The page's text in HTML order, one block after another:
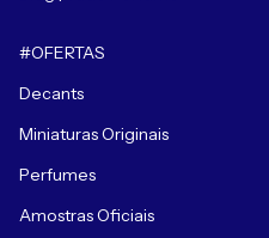
#OFERTAS
Decants
Miniaturas Originais
Perfumes
Amostras Oficiais